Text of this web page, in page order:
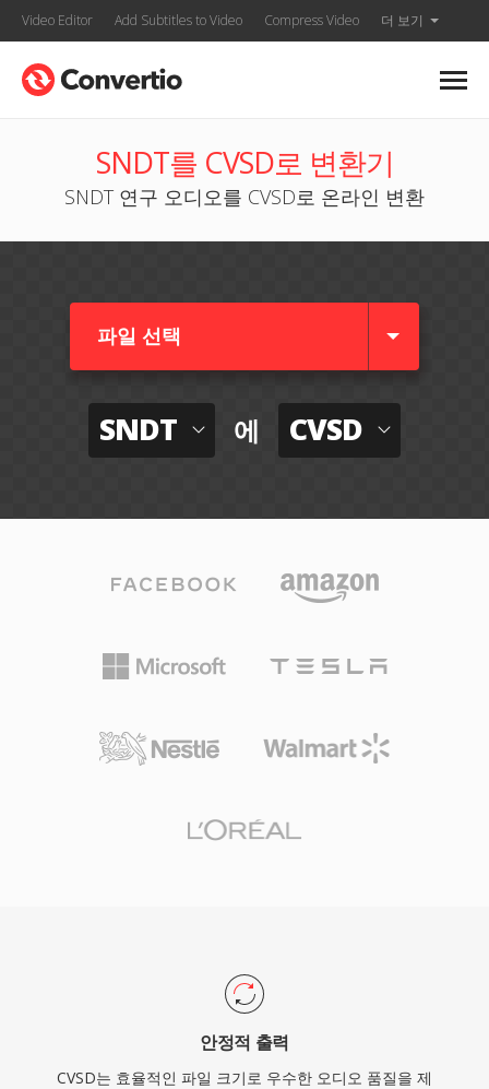
Video Editor Add Subtitles to Video Compress Video 더 보기
SNDT를 CVSD로 변환기
SNDT 연구 오디오를 CVSD로 온라인 변환
파일 선택
SNDT 에 CVSD
안정적 출력
CVSD는 효율적인 파일 크기로 우수한 오디오 품질을 제